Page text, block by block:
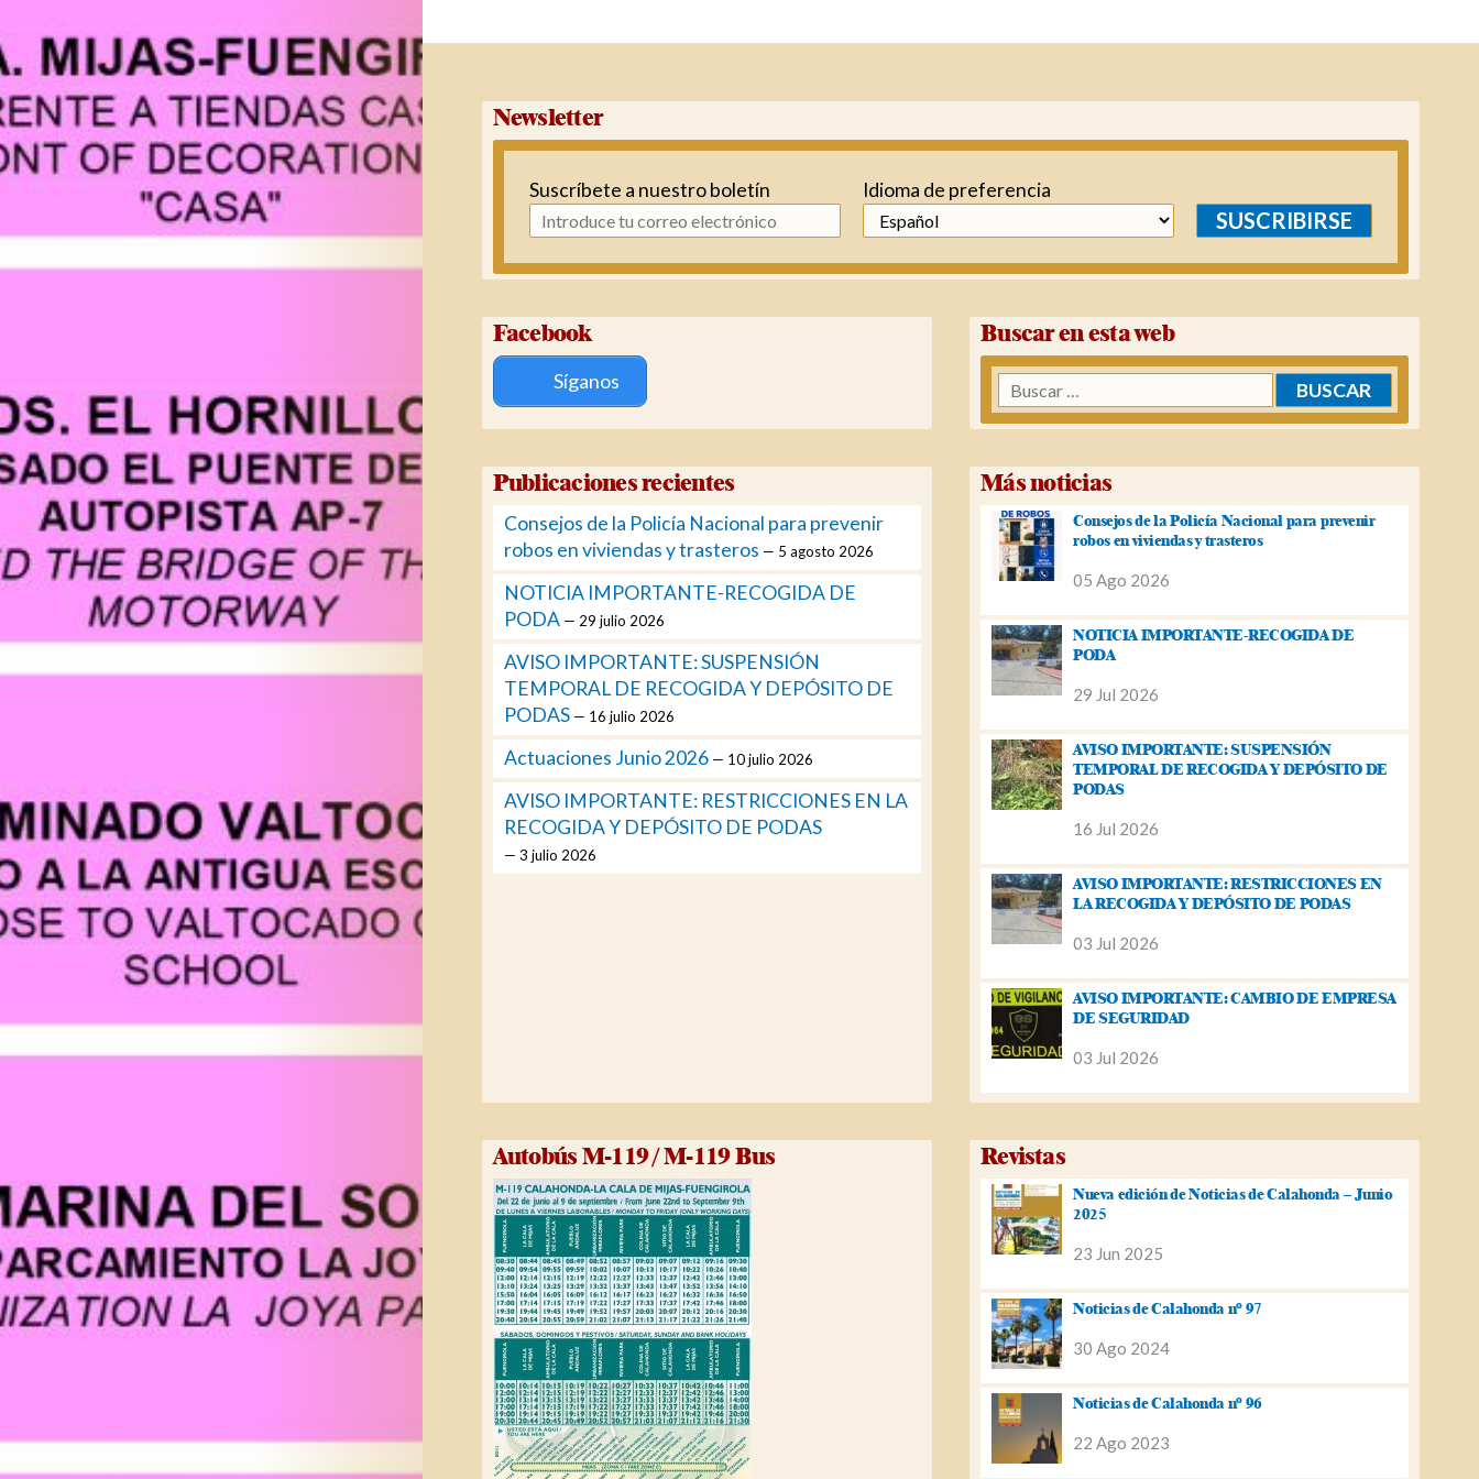
mayo
→
Newsletter
Suscríbete a nuestro boletín Idioma de preferencia
SUSCRIBIRSE
Facebook
Síganos
Buscar en esta web
Buscar:
Publicaciones recientes
Consejos de la Policía Nacional para prevenir
robos en viviendas y trasteros
5 agosto 2026
NOTICIA IMPORTANTE-RECOGIDA DE
PODA
29 julio 2026
AVISO IMPORTANTE: SUSPENSIÓN
TEMPORAL DE RECOGIDA Y DEPÓSITO DE
PODAS
16 julio 2026
Actuaciones Junio 2026 10 julio 2026
AVISO IMPORTANTE: RESTRICCIONES EN LA
RECOGIDA Y DEPÓSITO DE PODAS
3 julio 2026
Más noticias
Consejos de la Policía Nacional para prevenir
robos en viviendas y trasteros
05 Ago 2026
NOTICIA IMPORTANTE-RECOGIDA DE
PODA
29 Jul 2026
AVISO IMPORTANTE: SUSPENSIÓN
TEMPORAL DE RECOGIDA Y DEPÓSITO DE
PODAS
16 Jul 2026
AVISO IMPORTANTE: RESTRICCIONES EN
LA RECOGIDA Y DEPÓSITO DE PODAS
03 Jul 2026
AVISO IMPORTANTE: CAMBIO DE EMPRESA
DE SEGURIDAD
03 Jul 2026
Autobús M-119 / M-119 Bus Revistas
Nueva edición de Noticias de Calahonda – Junio
2025
23 Jun 2025
Noticias de Calahonda nº 97
30 Ago 2024
Noticias de Calahonda nº 96
22 Ago 2023